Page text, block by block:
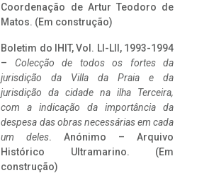
Coordenação de Artur Teodoro de
Matos. (Em construção)
Boletim do IHIT, Vol. LI-LII, 1993-1994
– Colecção de todos os fortes da
jurisdição da Villa da Praia e da
jurisdição da cidade na ilha Terceira,
com a indicação da importância da
despesa das obras necessárias em cada
um deles. Anónimo – Arquivo
Histórico Ultramarino. (Em
construção)